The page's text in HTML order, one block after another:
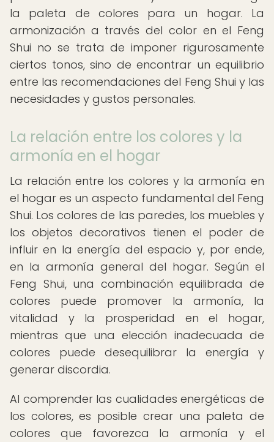
la paleta de colores para un hogar. La
armonización a través del color en el Feng
Shui no se trata de imponer rigurosamente
ciertos tonos, sino de encontrar un equilibrio
entre las recomendaciones del Feng Shui y las
necesidades y gustos personales.
La relación entre los colores y la
armonía en el hogar
La relación entre los colores y la armonía en
el hogar es un aspecto fundamental del Feng
Shui. Los colores de las paredes, los muebles y
los objetos decorativos tienen el poder de
influir en la energía del espacio y, por ende,
en la armonía general del hogar. Según el
Feng Shui, una combinación equilibrada de
colores puede promover la armonía, la
vitalidad y la prosperidad en el hogar,
mientras que una elección inadecuada de
colores puede desequilibrar la energía y
generar discordia.
Al comprender las cualidades energéticas de
los colores, es posible crear una paleta de
colores que favorezca la armonía y el